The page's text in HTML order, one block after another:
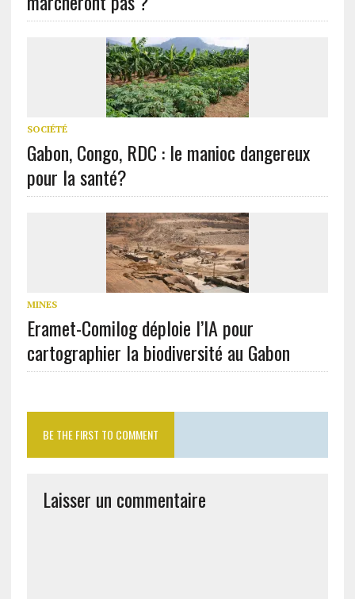
SOCIÉTÉ
Gabon, Congo, RDC : le manioc dangereux
pour la santé?
MINES
Eramet-Comilog déploie l’IA pour
cartographier la biodiversité au Gabon
BE THE FIRST TO COMMENT
Laisser un commentaire